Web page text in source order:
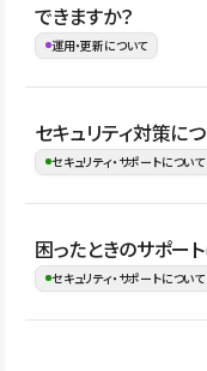
お問合せはこちら
管理の有無などがプラ
ージをご覧ください。
できますか？
運用・更新について
はい。CMSやコンポー
ことで、デザインを崩
ながらレイアウトに影
す。
セキュリティ対策に
セキュリティ・サポートについて
Studioでは、公開サイ
の暗号化、データ保護
はSSL/TLSによる通信
困ったときのサポー
セキュリティ・サポートについて
操作方法や機能につい